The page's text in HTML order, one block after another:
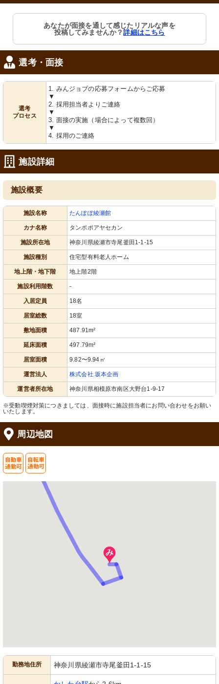
居心地の良い居室でケアを提供してい
ただくスタッフを募集しています。明
るくて暖かい雰囲気です。
廊下
きれいな環境でお仕事できる職場を提
浴室
働きやすさを考慮した浴室です。介助
しやすい環境で安心して勤務できま
す。
安全に配慮された介護用浴室で、利用
穏やかな色合いで落ち着きのある外観
です。きれいに整備された建物が迎え
ます。
浴室
安全な暮らしを支える訓練機器と、使
あなたが面接を通して感じたリアルな声を
投稿してみませんか？詳細はこちら
選考・面接
選考
プロセス
1. みんジョブの応募フォームからご応募
▼
2. 採用担当者よりご連絡
▼
3. 面接の実施（場合によって複数回）
▼
4. 採用のご連絡
施設詳細
施設概要
施設名称 たんぽぽ綾瀬館
カナ名称 タンポポアヤセカン
施設所在地 神奈川県綾瀬市寺尾釜田1-1-15
施設種別 住宅型有料老人ホーム
地上階・地下階 地上階2階
施設利用階数 -
入居定員 18名
居室総数 18室
敷地面積 487.91m²
延床面積 497.79m²
居室面積 9.82〜9.94㎡
運営法人 株式会社 坂本企画
運営者所在地 神奈川県相模原市南区大野台1-9-17
※受動喫煙対策につきましては、面接時に施設担当者にお問い合わせをお願い
いたします。
周辺地図
勤務地住所 神奈川県綾瀬市寺尾釜田1-1-15